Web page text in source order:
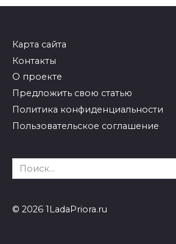
Карта сайта
Контакты
О проекте
Предложить свою статью
Политика конфиденциальности
Пользовательское соглашение
Search
for:
© 2026 1LadaPriora.ru